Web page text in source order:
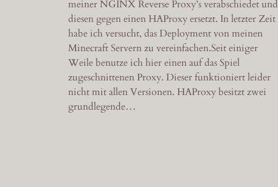
meiner NGINX Reverse Proxy’s verabschiedet und
diesen gegen einen HAProxy ersetzt. In letzter Zeit
habe ich versucht, das Deployment von meinen
Minecraft Servern zu vereinfachen.Seit einiger
Weile benutze ich hier einen auf das Spiel
zugeschnittenen Proxy. Dieser funktioniert leider
nicht mit allen Versionen. HAProxy besitzt zwei
grundlegende…